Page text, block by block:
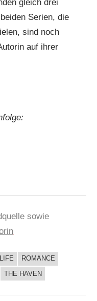
gleich drei
Serien, die
sind noch
auf ihrer
sowie
ROMANCE
THE HAVEN